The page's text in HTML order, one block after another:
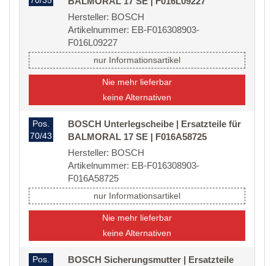
Hersteller: BOSCH
Artikelnummer: EB-F016308903-
F016L09227
nur Informationsartikel
Nie mehr lieferbar
keine Alternativen
Pos.
70/43
BOSCH Unterlegscheibe | Ersatzteile für
BALMORAL 17 SE | F016A58725
Hersteller: BOSCH
Artikelnummer: EB-F016308903-
F016A58725
nur Informationsartikel
Nie mehr lieferbar
keine Alternativen
Pos.
BOSCH Sicherungsmutter | Ersatzteile